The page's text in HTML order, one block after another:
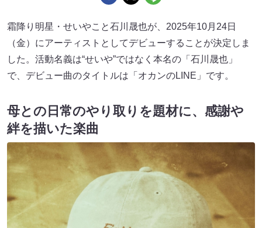
霜降り明星・せいやこと石川晟也が、2025年10月24日
（金）にアーティストとしてデビューすることが決定しま
した。活動名義は“せいや”ではなく本名の「石川晟也」
で、デビュー曲のタイトルは「オカンのLINE」です。
母との日常のやり取りを題材に、感謝や
絆を描いた楽曲